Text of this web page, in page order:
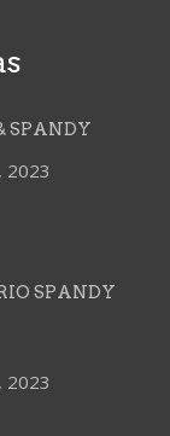
SPANDY
2023
SPANDY
2023